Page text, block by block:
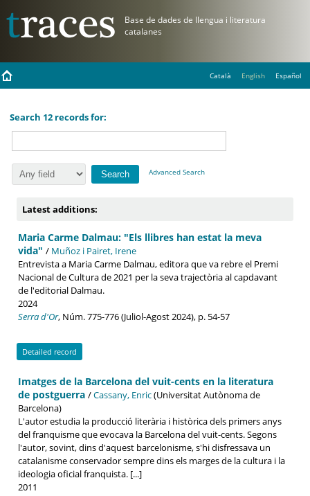
Català English Español
Search 12 records for:
Advanced Search
Latest additions:
Maria Carme Dalmau: "Els llibres han estat la meva
vida" / Muñoz i Pairet, Irene
Entrevista a Maria Carme Dalmau, editora que va rebre el Premi
Nacional de Cultura de 2021 per la seva trajectòria al capdavant
de l'editorial Dalmau.
2024
Serra d'Or, Núm. 775-776 (Juliol-Agost 2024), p. 54-57
Detailed record
Imatges de la Barcelona del vuit-cents en la literatura
de postguerra /Cassany, Enric(Universitat Autònoma de
Barcelona)
L'autor estudia la producció literària i històrica dels primers anys
del franquisme que evocava la Barcelona del vuit-cents. Segons
l'autor, sovint, dins d'aquest barcelonisme, s'hi disfressava un
catalanisme conservador sempre dins els marges de la cultura i la
ideologia oficial franquista. [...]
2011